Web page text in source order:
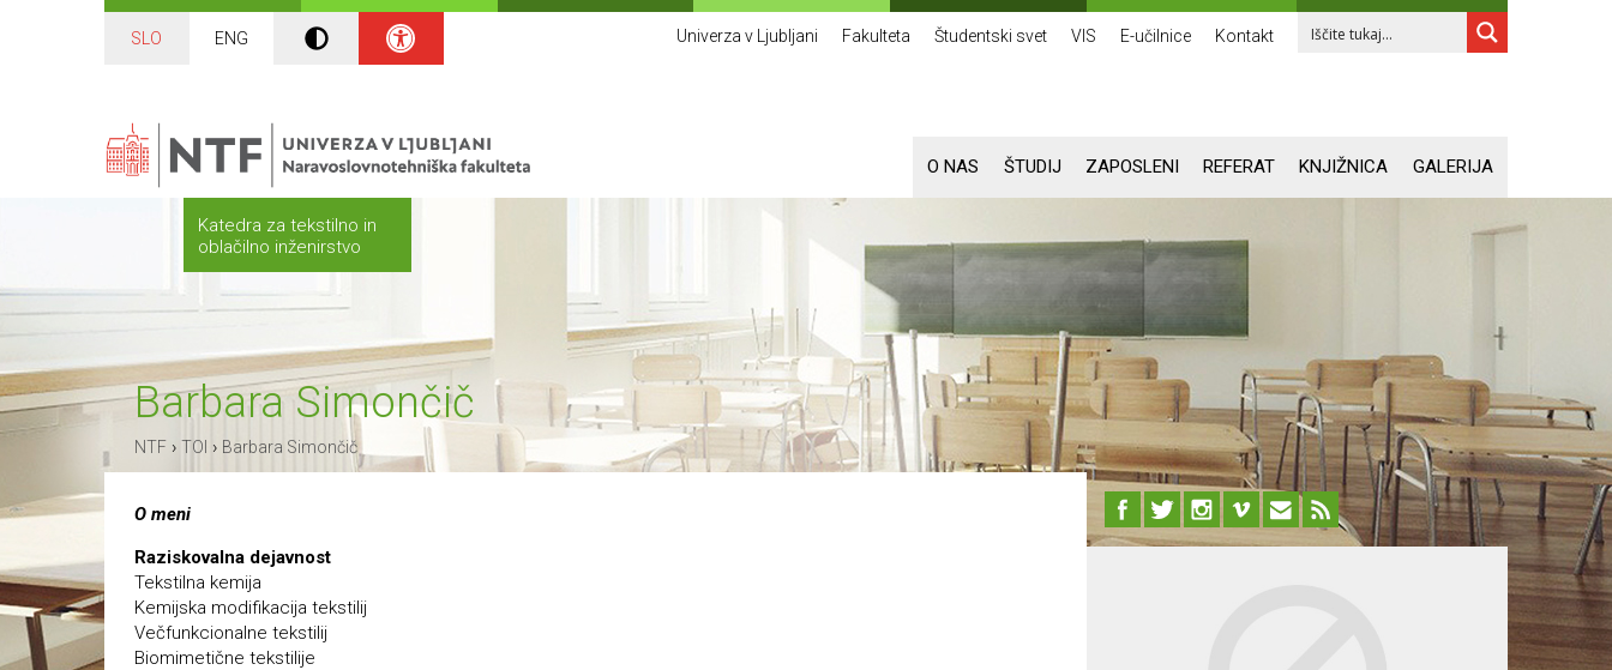
SLO ENG Univerza v Ljubljani Fakulteta Študentski svet VIS E-učilnice Kontakt
Katedra za tekstilno in
oblačilno inženirstvo
O NAS ŠTUDIJ ZAPOSLENI REFERAT KNJIŽNICA GALERIJA
Barbara Simončič
NTF › TOI › Barbara Simončič
O meni
Raziskovalna dejavnost
Tekstilna kemija
Kemijska modifikacija tekstilij
Večfunkcionalne tekstilij
Biomimetične tekstilije